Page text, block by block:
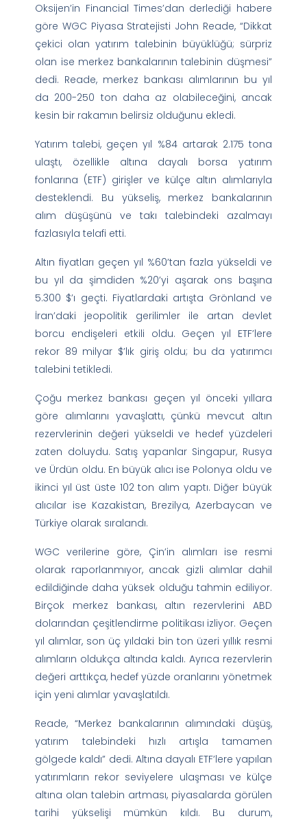
Oksijen’in Financial Times’dan derlediği habere
göre WGC Piyasa Stratejisti John Reade, “Dikkat
çekici olan yatırım talebinin büyüklüğü; sürpriz
olan ise merkez bankalarının talebinin düşmesi”
dedi. Reade, merkez bankası alımlarının bu yıl
da 200-250 ton daha az olabileceğini, ancak
kesin bir rakamın belirsiz olduğunu ekledi.
Yatırım talebi, geçen yıl %84 artarak 2.175 tona
ulaştı, özellikle altına dayalı borsa yatırım
fonlarına (ETF) girişler ve külçe altın alımlarıyla
desteklendi. Bu yükseliş, merkez bankalarının
alım düşüşünü ve takı talebindeki azalmayı
fazlasıyla telafi etti.
Altın fiyatları geçen yıl %60’tan fazla yükseldi ve
bu yıl da şimdiden %20’yi aşarak ons başına
5.300 $’ı geçti. Fiyatlardaki artışta Grönland ve
İran’daki jeopolitik gerilimler ile artan devlet
borcu endişeleri etkili oldu. Geçen yıl ETF’lere
rekor 89 milyar $’lık giriş oldu; bu da yatırımcı
talebini tetikledi.
Çoğu merkez bankası geçen yıl önceki yıllara
göre alımlarını yavaşlattı, çünkü mevcut altın
rezervlerinin değeri yükseldi ve hedef yüzdeleri
zaten doluydu. Satış yapanlar Singapur, Rusya
ve Ürdün oldu. En büyük alıcı ise Polonya oldu ve
ikinci yıl üst üste 102 ton alım yaptı. Diğer büyük
alıcılar ise Kazakistan, Brezilya, Azerbaycan ve
Türkiye olarak sıralandı.
WGC verilerine göre, Çin’in alımları ise resmi
olarak raporlanmıyor, ancak gizli alımlar dahil
edildiğinde daha yüksek olduğu tahmin ediliyor.
Birçok merkez bankası, altın rezervlerini ABD
dolarından çeşitlendirme politikası izliyor. Geçen
yıl alımlar, son üç yıldaki bin ton üzeri yıllık resmi
alımların oldukça altında kaldı. Ayrıca rezervlerin
değeri arttıkça, hedef yüzde oranlarını yönetmek
için yeni alımlar yavaşlatıldı.
Reade, “Merkez bankalarının alımındaki düşüş,
yatırım talebindeki hızlı artışla tamamen
gölgede kaldı” dedi. Altına dayalı ETF’lere yapılan
yatırımların rekor seviyelere ulaşması ve külçe
altına olan talebin artması, piyasalarda görülen
tarihi yükselişi mümkün kıldı. Bu durum,